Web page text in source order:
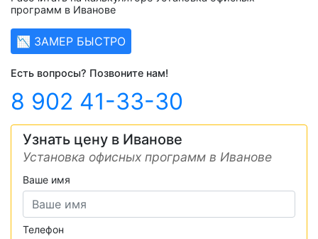
программ в Иванове
📉 ЗАМЕР БЫСТРО
Есть вопросы? Позвоните нам!
8 902 41-33-30
Узнать цену в Иванове
Установка офисных программ в Иванове
Ваше имя
Телефон